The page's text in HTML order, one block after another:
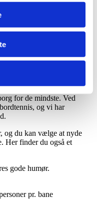
kugler af sted mod
generationen
for de mindste. Ved
og vi har
og du kan vælge at nyde
Her finder du også et
gode humør.
pr. bane